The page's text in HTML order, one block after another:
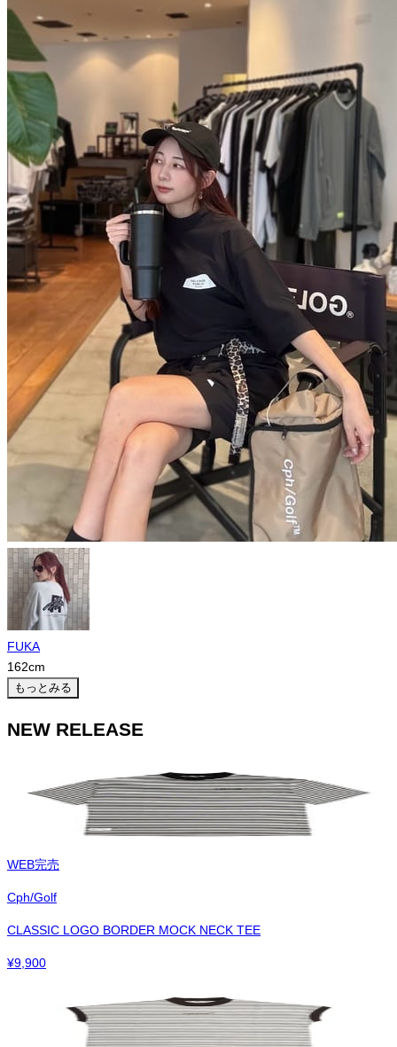
FUKA
162cm
もっとみる
NEW RELEASE
WEB完売
Cph/Golf
CLASSIC LOGO BORDER MOCK NECK TEE
¥9,900